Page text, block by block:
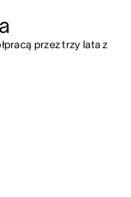
przez trzy lata z